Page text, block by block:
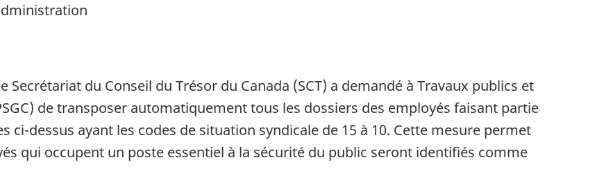
Secrétariat du Conseil du Trésor du Canada (SCT) a demandé à Travaux publics et
de transposer automatiquement tous les dossiers des employés faisant partie
ci-dessus ayant les codes de situation syndicale de 15 à 10. Cette mesure permet
qui occupent un poste essentiel à la sécurité du public seront identifiés comme